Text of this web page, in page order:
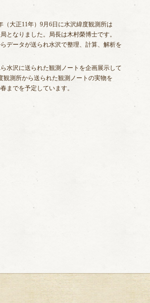
（大正11年）9月6日に水沢緯度観測所は
となりました。局長は木村榮博士です。
データが送られ水沢で整理、計算、解析を
水沢に送られた観測ノートを企画展示して
観測所から送られた観測ノートの実物を
までを予定しています。